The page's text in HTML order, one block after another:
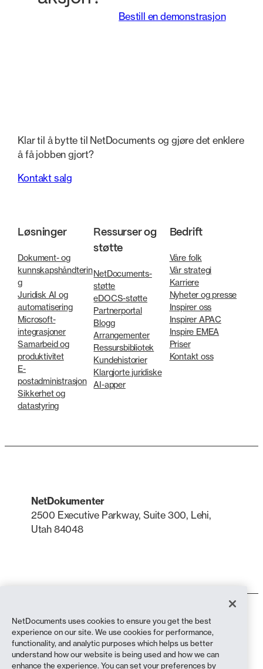
Bestill en demonstrasjon
Klar til å bytte til NetDocuments og gjøre det enklere
å få jobben gjort?
Kontakt salg
Løsninger
Dokument- og
kunnskapshåndterin
g
Juridisk AI og
automatisering
Microsoft-
integrasjoner
Samarbeid og
produktivitet
E-
postadministrasjon
Sikkerhet og
datastyring
Ressurser og
støtte
NetDocuments-
støtte
eDOCS-støtte
Partnerportal
Blogg
Arrangementer
Ressursbibliotek
Kundehistorier
Klargjorte juridiske
AI-apper
Bedrift
Våre folk
Vår strategi
Karriere
Nyheter og presse
Inspirer oss
Inspirer APAC
Inspire EMEA
Priser
Kontakt oss
NetDokumenter
2500 Executive Parkway, Suite 300, Lehi,
Utah 84048
Personvernerklæring
Personvernerklæring (innbyggere i California)
Anti-slaveri-erklæring
Informasjonskapsler
NetDocuments uses cookies to ensure you get the best
experience on our site. We use cookies for performance,
functionality, and analytic purposes which helps us better
understand how our website is being used and how we can
enhance the experience. You can set your preferences by